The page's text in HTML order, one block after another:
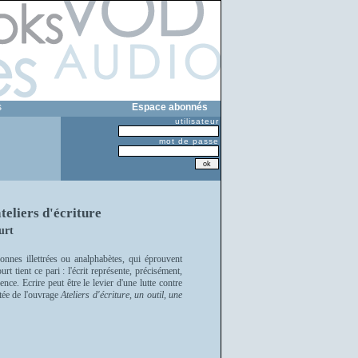
Espace abonnés
utilisateur
mot de passe
d'écriture
illettrées ou analphabètes, qui éprouvent
tient ce pari : l'écrit représente, précisément,
Ecrire peut être le levier d'une lutte contre
de l'ouvrageAteliers d'écriture, un outil, une